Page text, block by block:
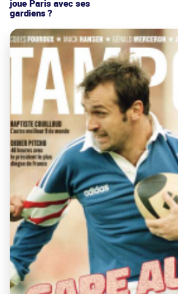
joue Paris avec ses
gardiens ?